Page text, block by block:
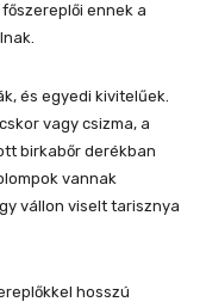
ennek a
és egyedi kivitelűek.
vagy csizma, a
birkabőr derékban
vannak
vállon viselt tarisznya
hosszú